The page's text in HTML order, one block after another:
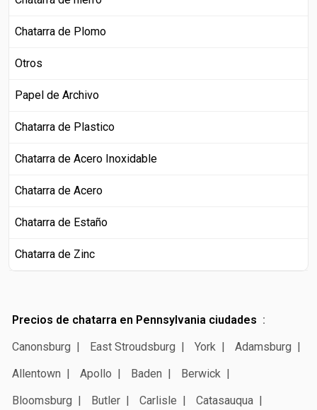
Chatarra de Plomo
Otros
Papel de Archivo
Chatarra de Plastico
Chatarra de Acero Inoxidable
Chatarra de Acero
Chatarra de Estaño
Chatarra de Zinc
Precios de chatarra en Pennsylvania ciudades
Canonsburg
East Stroudsburg York
Adamsburg
Allentown
Apollo Baden
Berwick
Bloomsburg
Butler Carlisle
Catasauqua